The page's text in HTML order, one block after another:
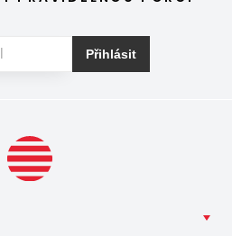
Přihlásit